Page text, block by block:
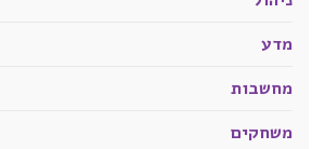
מדע
מחשבות
משחקים